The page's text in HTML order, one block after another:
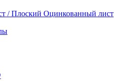
/ Плоский Оцинкованный лист